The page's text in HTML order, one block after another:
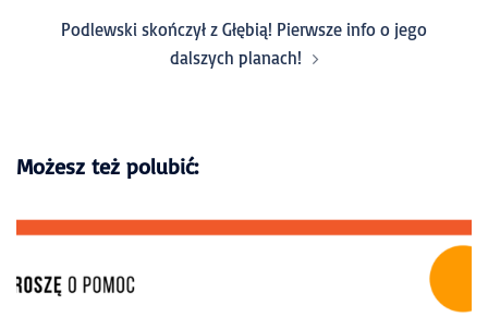
Podlewski skończył z Głębią! Pierwsze info o jego
dalszych planach!
Możesz też polubić: